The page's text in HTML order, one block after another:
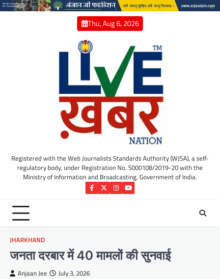
Skip
Thu, Aug 6, 2026
Registered with the Web Journalists Standards Authority (WJSA), a self-
regulatory body, under Registration No. S000108/2019-20 with the
Ministry of Information and Broadcasting, Government of India.
Facebook
TwitterInstagram
YouTube
JHARKHAND
जनता दरबार में 40 मामलों की सुनवाई
Anjaan Jee July 3, 2026